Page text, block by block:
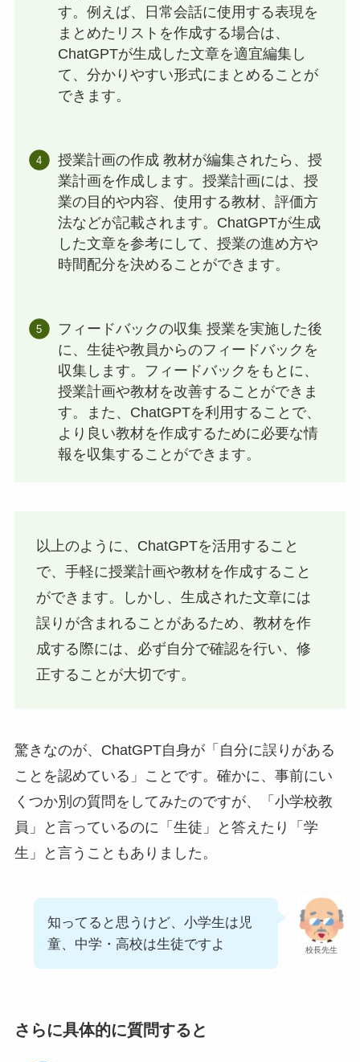
す。例えば、日常会話に使用する表現を
まとめたリストを作成する場合は、
ChatGPTが生成した文章を適宜編集し
て、分かりやすい形式にまとめることが
できます。
授業計画の作成 教材が編集されたら、授
業計画を作成します。授業計画には、授
業の目的や内容、使用する教材、評価方
法などが記載されます。ChatGPTが生成
した文章を参考にして、授業の進め方や
時間配分を決めることができます。
フィードバックの収集 授業を実施した後
に、生徒や教員からのフィードバックを
収集します。フィードバックをもとに、
授業計画や教材を改善することができま
す。また、ChatGPTを利用することで、
より良い教材を作成するために必要な情
報を収集することができます。
以上のように、ChatGPTを活用すること
で、手軽に授業計画や教材を作成すること
ができます。しかし、生成された文章には
誤りが含まれることがあるため、教材を作
成する際には、必ず自分で確認を行い、修
正することが大切です。
驚きなのが、ChatGPT自身が「自分に誤りがある
ことを認めている」ことです。確かに、事前にい
くつか別の質問をしてみたのですが、「小学校教
員」と言っているのに「生徒」と答えたり「学
生」と言うこともありました。
校長先生
知ってると思うけど、小学生は児
童、中学・高校は生徒ですよ
さらに具体的に質問すると